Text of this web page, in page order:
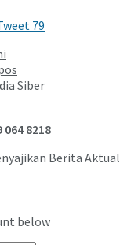
79
Siber
8218
Berita
below